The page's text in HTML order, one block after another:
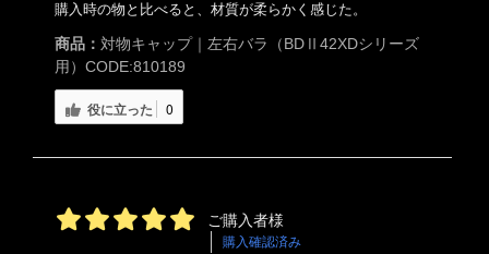
購入時の物と比べると、材質が柔らかく感じた。
商品： 対物キャップ｜左右バラ（BDⅡ42XDシリーズ
用）CODE:810189
役に立った 0
ご購入者様
購入確認済み